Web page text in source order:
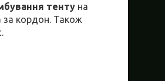
тенту на
за кордон. Також